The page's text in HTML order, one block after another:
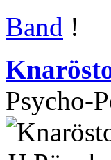
Band !
Psycho-